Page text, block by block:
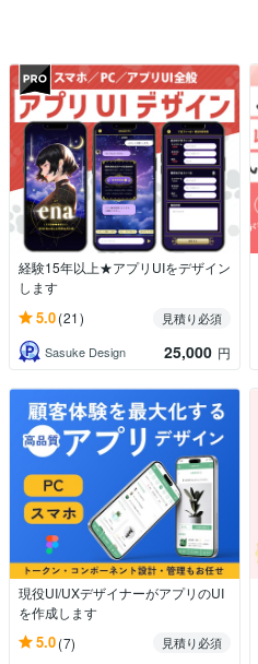
経験15年以上★アプリUIをデザイン
します
5.0(21)
見積り必須
Sasuke Design
25,000 円
現役UI/UXデザイナーがアプリのUI
を作成します
5.0(7)
見積り必須